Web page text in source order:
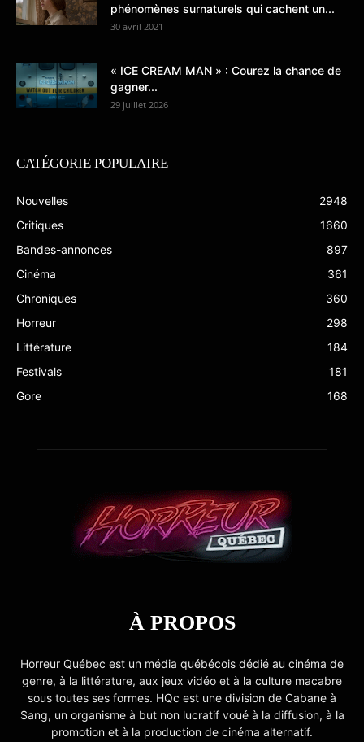
phénomènes surnaturels qui cachent un...
30 avril 2021
« ICE CREAM MAN » : Courez la chance de
gagner...
29 juillet 2026
CATÉGORIE POPULAIRE
Nouvelles
2948
Critiques
1660
Bandes-annonces
897
Cinéma
361
Chroniques
360
Horreur
298
Littérature
184
Festivals
181
Gore
168
À PROPOS
Horreur Québec est un média québécois dédié au cinéma de
genre, à la littérature, aux jeux vidéo et à la culture macabre
sous toutes ses formes. HQc est une division de Cabane à
Sang, un organisme à but non lucratif voué à la diffusion, à la
promotion et à la production de cinéma alternatif.